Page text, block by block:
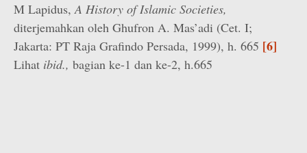
M Lapidus,A History of Islamic Societies,
diterjemahkan oleh Ghufron A. Mas’adi (Cet. I;
Jakarta: PT Raja Grafindo Persada, 1999), h. 665 [6]
Lihat ibid., bagian ke-1 dan ke-2, h.665